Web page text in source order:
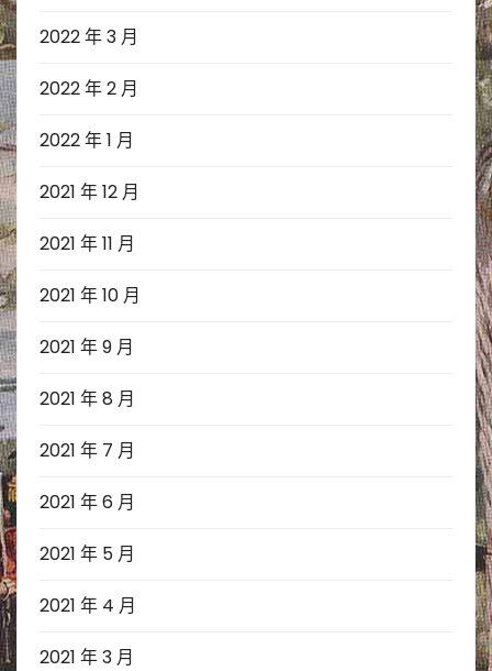
2022 年 3 月
2022 年 2 月
2022 年 1 月
2021 年 12 月
2021 年 11 月
2021 年 10 月
2021 年 9 月
2021 年 8 月
2021 年 7 月
2021 年 6 月
2021 年 5 月
2021 年 4 月
2021 年 3 月